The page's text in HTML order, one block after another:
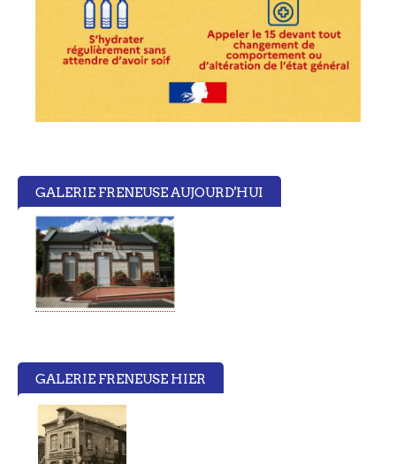
15
16
17
19
20
GALERIE FRENEUSE AUJOURD'HUI
GALERIE FRENEUSE HIER